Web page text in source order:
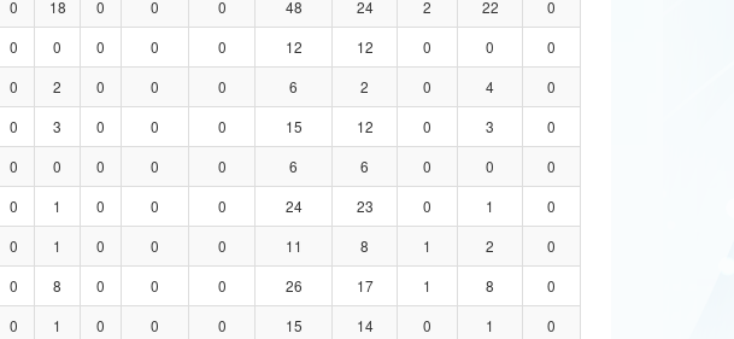
0 18 0 0 0 48 24 2 22
0
0 0 0 0 0 12 12 0 0
0
0 2 0 0 0 6 2 0 4
0
0 3 0 0 0 15 12 0 3
0
0 0 0 0 0 6 6 0 0
0
0 1 0 0 0 24 23 0 1
0
0 1 0 0 0 11 8 1 2
0
0 8 0 0 0 26 17 1 8
0
0 1 0 0 0 15 14 0 1
0